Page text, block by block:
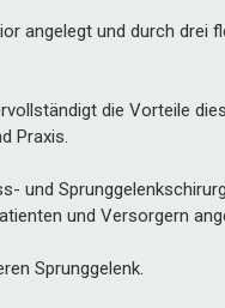
angelegt und durch drei
die Vorteile
Praxis.
und
und Versorgern
Sprunggelenk.